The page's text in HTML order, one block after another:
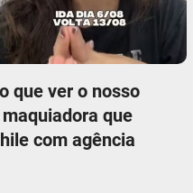
que ver o nosso
que
com agência